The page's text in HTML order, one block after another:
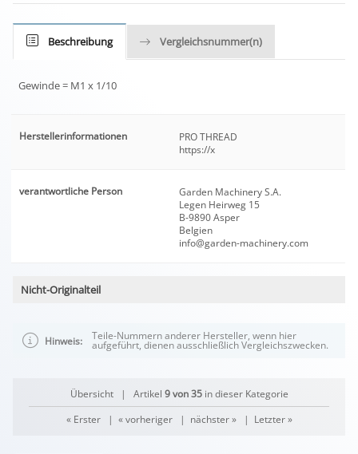
Beschreibung Vergleichsnummer(n)
Gewinde = M1 x 1/10
Herstellerinformationen
PRO THREAD
https://x
verantwortliche Person
Garden Machinery S.A.
Legen Heirweg 15
B-9890 Asper
Belgien
info@garden-machinery.com
Nicht-Originalteil
Hinweis: Teile-Nummern anderer Hersteller, wenn hier
aufgeführt, dienen ausschließlich Vergleichszwecken.
Übersicht| Artikel 9 von 35in dieser Kategorie
« Erster| « vorheriger| nächster »| Letzter »